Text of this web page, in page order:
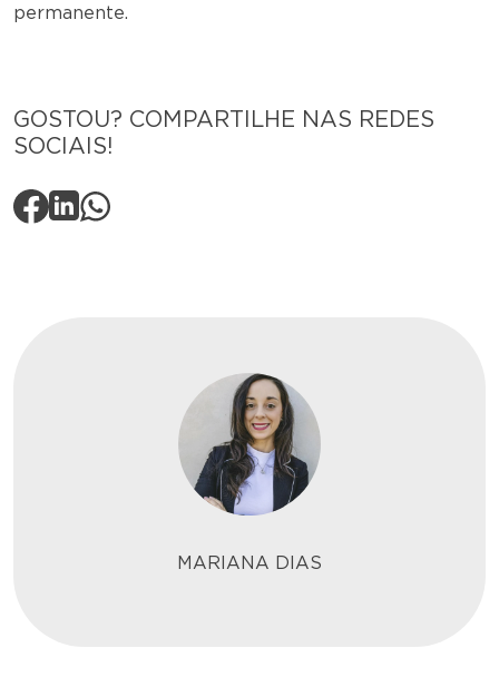
permanente.
GOSTOU? COMPARTILHE NAS REDES
SOCIAIS!
MARIANA DIAS